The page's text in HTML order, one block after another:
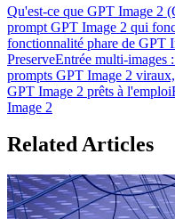
Qu'est-ce que GPT Image 2
prompt GPT Image 2 qui
fonctionnalité phare de GPT
PreserveEntrée multi-images
prompts GPT Image 2
GPT Image 2 prêts à l'emploi
Image 2
Related Articles